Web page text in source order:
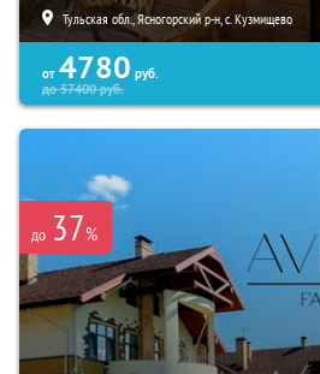
Тульская обл., Ясногорский р-н, с. Кузмищево
от 4780 руб.
до57400руб.
до 37%